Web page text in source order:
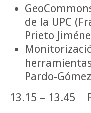
de la UPC
Prieto
Pardo-
13.15 – 13.45